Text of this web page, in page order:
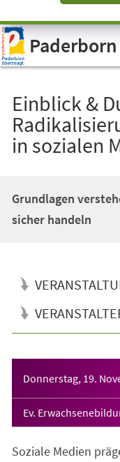
Visuelle
Assistenzsoftware
öffnen.Paderborn
Einblick &
in sozialen
Grundlagen
sicher handeln
Donnerstag, 19.
Ev.
Soziale Medien